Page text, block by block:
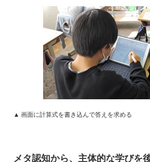
▲ 画面に計算式を書き込んで答えを求める
メタ認知から、主体的な学びを